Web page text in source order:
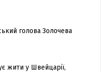
голова Золочева
жити у Швейцарії,